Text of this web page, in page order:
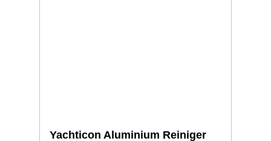
Yachticon Aluminium Reiniger